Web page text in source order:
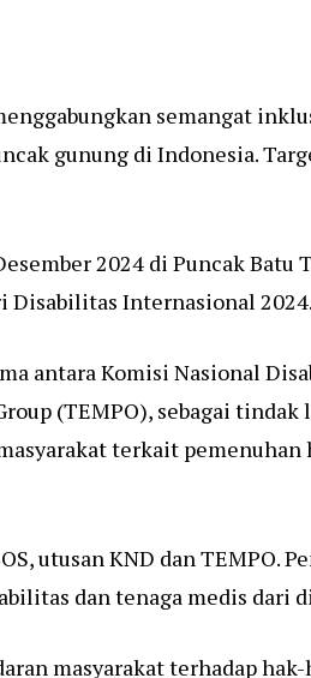
semangat
gunung di Indonesia.
2024 di Puncak Batu
Disabilitas Internasional 2024.
antara Komisi Nasional
(TEMPO), sebagai
terkait pemenuhan
utusan KND dan TEMPO.
dan tenaga medis dari
masyarakat terhadap